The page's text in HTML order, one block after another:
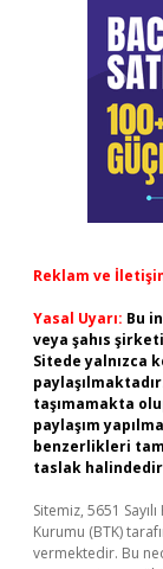
Reklam ve
Yasal Uyarı: Bu
veya şahıs
Sitede yalnızca
taşımamakta
paylaşım
benzerlikleri
taslak
Sitemiz, 5651
Kurumu (BTK)
vermektedir. Bu